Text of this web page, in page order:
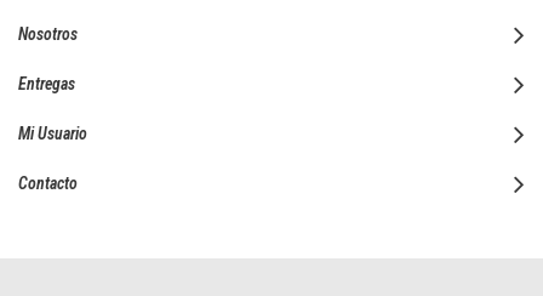
Nosotros
Entregas
Mi Usuario
Contacto